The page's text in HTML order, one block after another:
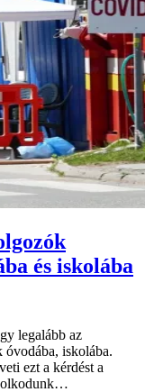
és iskolába
legalább az
óvodába, iskolába.
ezt a kérdést a